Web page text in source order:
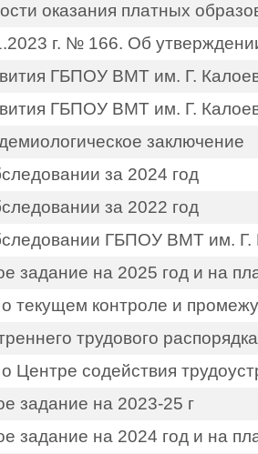
оказания платных
г. № 166. Об
ГБПОУ ВМТ им. Г.
ГБПОУ ВМТ им. Г.
заключение
за 2024 год
за 2022 год
ГБПОУ ВМТ им. Г.
задание на 2025 год и на
текущем контроле и
трудового
Центре содействия
задание на 2023-25 г
задание на 2024 год и на